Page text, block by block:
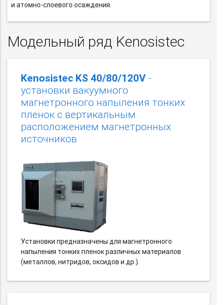
и атомно-слоевого осаждения.
Модельный ряд Kenosistec
Kenosistec KS 40/80/120V -
установки вакуумного
магнетронного напыления тонких
пленок c вертикальным
расположением магнетронных
источников
Установки предназначены для магнетронного
напыления тонких пленок различных материалов
(металлов, нитридов, оксидов и др.).